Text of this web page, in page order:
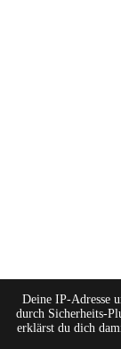
Deine IP-Adresse
durch Sicherheits-
erklärst du dich